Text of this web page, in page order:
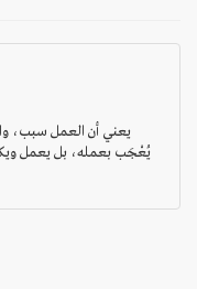
يعني أن العمل سبب،
يُعْجَب بعمله، بل يعمل